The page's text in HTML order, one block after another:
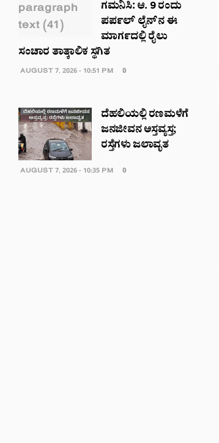
ಗಮನಿಸಿ: ಆ. 9 ರಂದು
ಪರ್ಪಲ್ ಲೈನ್‌ನ ಈ
ಮಾರ್ಗದಲ್ಲಿ ರೈಲು
ಸಂಚಾರ ತಾತ್ಕಾಲಿಕ ಸ್ಥಗಿತ
AUGUST 7, 2026 - 10:51 PM 0
ದೆಹಲಿಯಲ್ಲಿ ರಣಮಳೆಗೆ
ಜನಜೀವನ ಅಸ್ತವ್ಯಸ್ತ;
ರಸ್ತೆಗಳು ಜಲಾವೃತ
AUGUST 7, 2026 - 10:35 PM 0